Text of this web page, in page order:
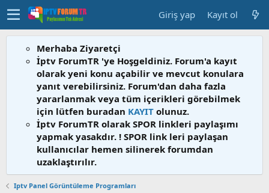
Giriş yap Kayıt ol
Merhaba Ziyaretçi
İptv ForumTR 'ye Hoşgeldiniz. Forum'a kayıt
olarak yeni konu açabilir ve mevcut konulara
yanıt verebilirsiniz. Forum'dan daha fazla
yararlanmak veya tüm içerikleri görebilmek
için lütfen buradan KAYIT olunuz.
İptv ForumTR olarak SPOR linkleri paylaşımı
yapmak yasakdır. ! SPOR link leri paylaşan
kullanıcılar hemen silinerek forumdan
uzaklaştırılır.
Iptv Panel Görüntüleme Programları